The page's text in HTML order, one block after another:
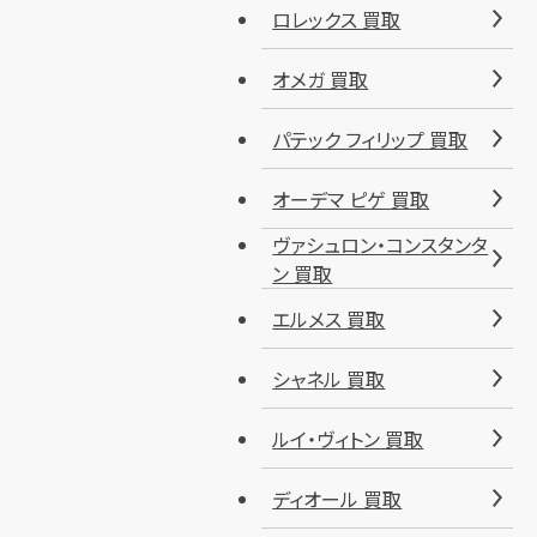
ロレックス 買取
オメガ 買取
パテック フィリップ 買取
オーデマ ピゲ 買取
ヴァシュロン・コンスタンタ
ン 買取
エルメス 買取
シャネル 買取
ルイ・ヴィトン 買取
ディオール 買取